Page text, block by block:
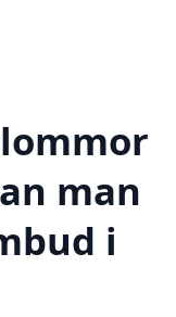
man
i